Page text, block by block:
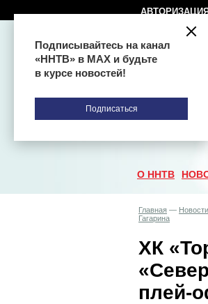
АВТОРИЗАЦИЯ
О ННТВ
Главная — Новости
Гагарина
ХК
плей-
Подписывайтесь на канал
«ННТВ» в МАХ и будьте
в курсе новостей!
Подписаться